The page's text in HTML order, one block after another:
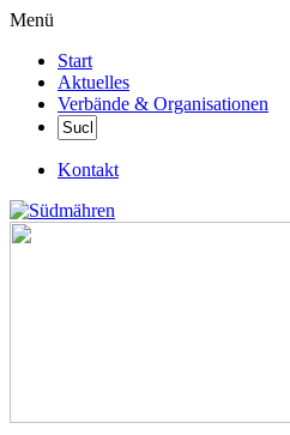
Menü
Start
Aktuelles
Verbände & Organisationen
Kontakt